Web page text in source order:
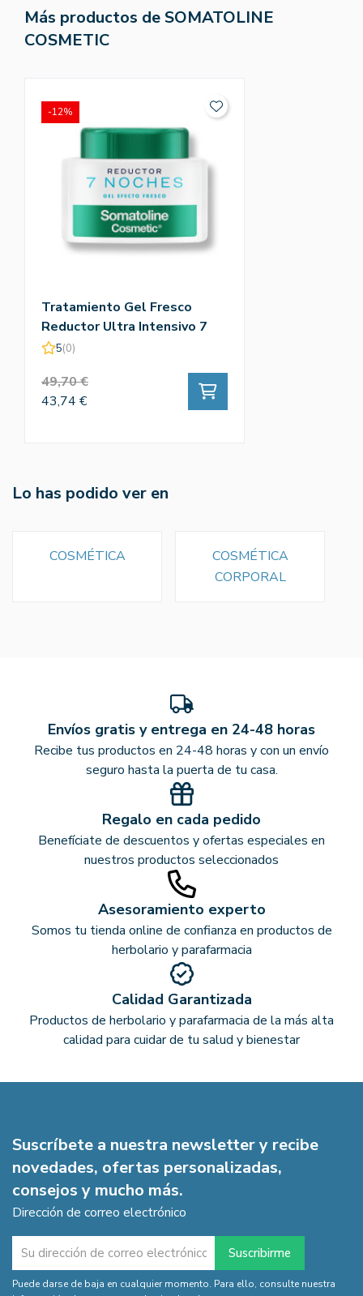
Más productos de SOMATOLINE
COSMETIC
Tratamiento Gel Fresco
Reductor Ultra Intensivo 7
Noches 400ml - Somatoline
5(0)
49,70 €
43,74 €
-12%
Lo has podido ver en
COSMÉTICA
COSMÉTICA
CORPORAL
Envíos gratis y entrega en 24-48 horas
Recibe tus productos en 24-48 horas y con un envío
seguro hasta la puerta de tu casa.
Regalo en cada pedido
Benefíciate de descuentos y ofertas especiales en
nuestros productos seleccionados
Asesoramiento experto
Somos tu tienda online de confianza en productos de
herbolario y parafarmacia
Calidad Garantizada
Productos de herbolario y parafarmacia de la más alta
calidad para cuidar de tu salud y bienestar
Suscríbete a nuestra newsletter y recibe
novedades, ofertas personalizadas,
consejos y mucho más.
Dirección de correo electrónico
Puede darse de baja en cualquier momento. Para ello, consulte nuestra